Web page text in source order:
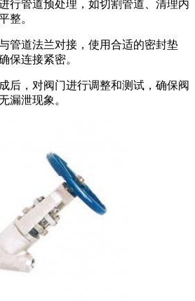
行管道预处理，如切割管道、清理内
整。
管道法兰对接，使用合适的密封垫
保连接紧密。
后，对阀门进行调整和测试，确保阀
漏泄现象。